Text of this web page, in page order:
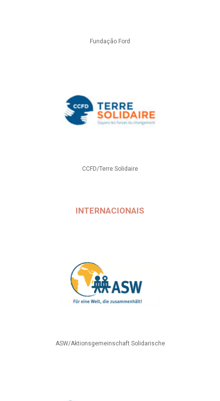
Fundação Ford
CCFD/Terre Solidaire
INTERNACIONAIS
ASW/Aktionsgemeinschaft Solidarische